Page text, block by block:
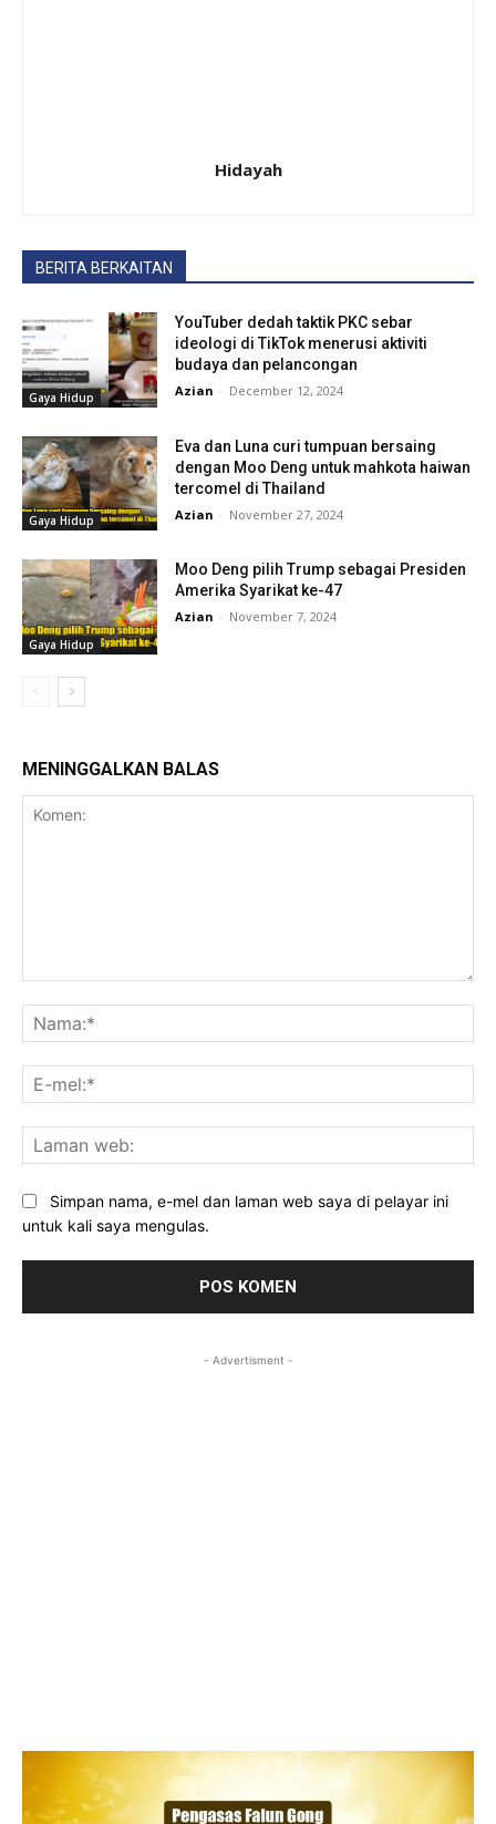
Hidayah
BERITA BERKAITAN
Gaya Hidup
YouTuber dedah taktik PKC sebar
ideologi di TikTok menerusi aktiviti
budaya dan pelancongan
Azian - December 12, 2024
Gaya Hidup
Eva dan Luna curi tumpuan bersaing
dengan Moo Deng untuk mahkota haiwan
tercomel di Thailand
Azian - November 27, 2024
Gaya Hidup
Moo Deng pilih Trump sebagai Presiden
Amerika Syarikat ke-47
Azian - November 7, 2024
MENINGGALKAN BALAS
Simpan nama, e-mel dan laman web saya di pelayar ini
untuk kali saya mengulas.
- Advertisment -